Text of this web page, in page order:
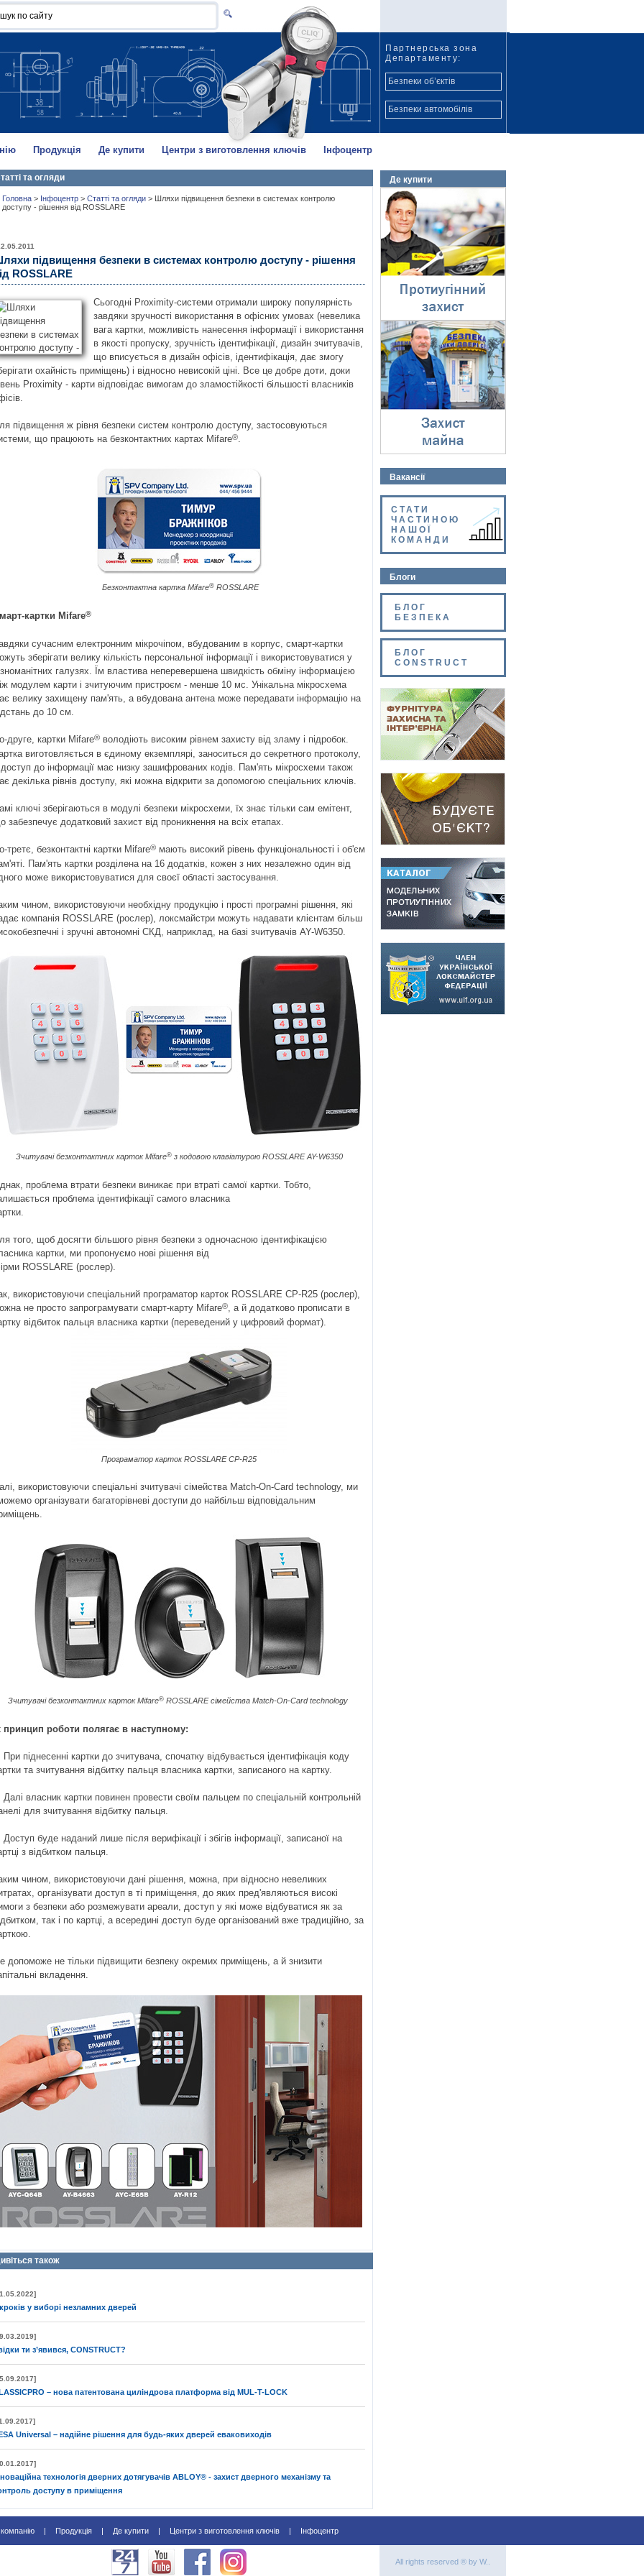
Партнерська зона
Департаменту:
Безпеки об’єктів
Безпеки автомобілів
Продукція Де купити Центри з виготовлення ключів Інфоцентр
та огляди
Головна > Інфоцентр > Статті та огляди > Шляхи підвищення безпеки в системах контролю
доступу - рішення від ROSSLARE
підвищення безпеки в системах контролю доступу - рішення
ROSSLARE
Сьогодні Proximity-системи отримали широку популярність
завдяки зручності використання в офісних умовах (невелика
вага картки, можливість нанесення інформації і використання
в якості пропуску, зручність ідентифікації, дизайн зчитувачів,
що вписується в дизайн офісів, ідентифікація, дає змогу
охайність приміщень) і відносно невисокій ціні. Все це добре доти, доки
Proximity - карти відповідає вимогам до зламостійкості більшості власників
підвищення ж рівня безпеки систем контролю доступу, застосовуються
що працюють на безконтактних картах Mifare®.
Безконтактна картка Mifare® ROSSLARE
картки Mifare®
сучасним електронним мікрочіпом, вбудованим в корпус, смарт-картки
зберігати велику кількість персональної інформації і використовуватися у
галузях. Їм властива неперевершена швидкість обміну інформацією
модулем карти і зчитуючим пристроєм - менше 10 мс. Унікальна мікросхема
велику захищену пам'ять, а вбудована антена може передавати інформацію на
до 10 см.
друге, картки Mifare® володіють високим рівнем захисту від зламу і підробок.
виготовляється в єдиному екземплярі, заноситься до секретного протоколу,
до інформації має низку зашифрованих кодів. Пам'ять мікросхеми також
декілька рівнів доступу, які можна відкрити за допомогою спеціальних ключів.
ключі зберігаються в модулі безпеки мікросхеми, їх знає тільки сам емітент,
забезпечує додатковий захист від проникнення на всіх етапах.
третє, безконтактні картки Mifare® мають високий рівень функціональності і об'єм
Пам'ять картки розділена на 16 додатків, кожен з них незалежно один від
може використовуватися для своєї області застосування.
чином, використовуючи необхідну продукцію і прості програмні рішення, які
компанія ROSSLARE (рослер), локсмайстри можуть надавати клієнтам більш
і зручні автономні СКД, наприклад, на базі зчитувачів AY-W6350.
Зчитувачі безконтактних карток Mifare®з кодовою клавіатурою ROSSLARE AY-W6350
проблема втрати безпеки виникає при втраті самої картки. Тобто,
проблема ідентифікації самого власника
того, щоб досягти більшого рівня безпеки з одночасною ідентифікацією
картки, ми пропонуємо нові рішення від
ROSSLARE (рослер).
використовуючи спеціальний програматор карток ROSSLARE CP-R25 (рослер),
не просто запрограмувати смарт-карту Mifare®, а й додатково прописати в
відбиток пальця власника картки (переведений у цифровий формат).
Програматор карток ROSSLARE CP-R25
використовуючи спеціальні зчитувачі сімейства Match-On-Card technology, ми
організувати багаторівневі доступи до найбільш відповідальним
Зчитувачі безконтактних карток Mifare® ROSSLAREсімейства Match-On-Card technology
принцип роботи полягає в наступному:
При піднесенні картки до зчитувача, спочатку відбувається ідентифікація коду
та зчитування відбитку пальця власника картки, записаного на картку.
Далі власник картки повинен провести своїм пальцем по спеціальній контрольній
для зчитування відбитку пальця.
Доступ буде наданий лише після верифікації і збігів інформації, записаної на
з відбитком пальця.
чином, використовуючи дані рішення, можна, при відносно невеликих
організувати доступ в ті приміщення, до яких пред'являються високі
з безпеки або розмежувати ареали, доступ у які може відбуватися як за
так і по картці, а всередині доступ буде організований вже традиційно, за
допоможе не тільки підвищити безпеку окремих приміщень, а й знизити
вкладення.
також
у виборі незламних дверей
ти з’явився, CONSTRUCT?
– нова патентована циліндрова платформа від MUL-T-LOCK
Universal – надійне рішення для будь-яких дверей еваковиходів
технологія дверних дотягувачів ABLOY® - захист дверного механізму та
доступу в приміщення
Де купити
Протиугінний захист
⇓
Захист майна
⇓
Вакансії
СТАТИ
ЧАСТИНОЮ
НАШОЇ
КОМАНДИ
Блоги
БЛОГ
БЕЗПЕКА
БЛОГ
CONSTRUCT
| Продукція | Де купити | Центри з виготовлення ключів | Інфоцентр
All rights reserved ® by W..